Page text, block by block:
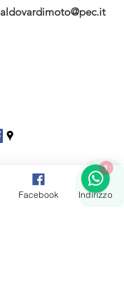
aldovardimoto@pec.it
Facebook Indirizzo
1